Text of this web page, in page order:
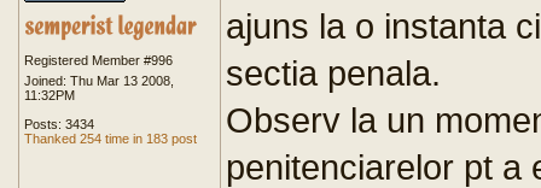
Registered Member #996
Joined: Thu Mar 13 2008,
11:32PM
Posts: 3434
Thanked 254 time in 183 post
ajuns la o instanta
sectia penala.
Observ la un
penitenciarelor pt a